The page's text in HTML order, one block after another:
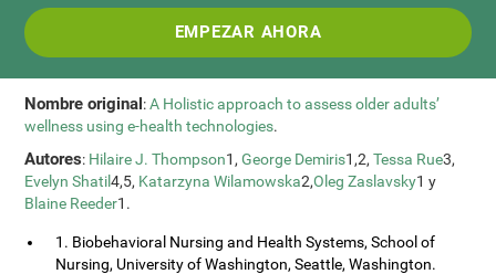
EMPEZAR AHORA
Nombre original:A Holistic approach to assess older adults’
wellness using e-health technologies.
Autores: Hilaire J. Thompson1,George Demiris1,2,Tessa Rue3,
Evelyn Shatil4,5, Katarzyna Wilamowska2,Oleg Zaslavsky1 y
Blaine Reeder1.
1. Biobehavioral Nursing and Health Systems, School of
Nursing, University of Washington, Seattle, Washington.